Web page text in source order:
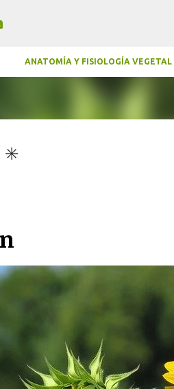
ANATOMÍA Y FISIOLOGÍA VEGETAL
✳️